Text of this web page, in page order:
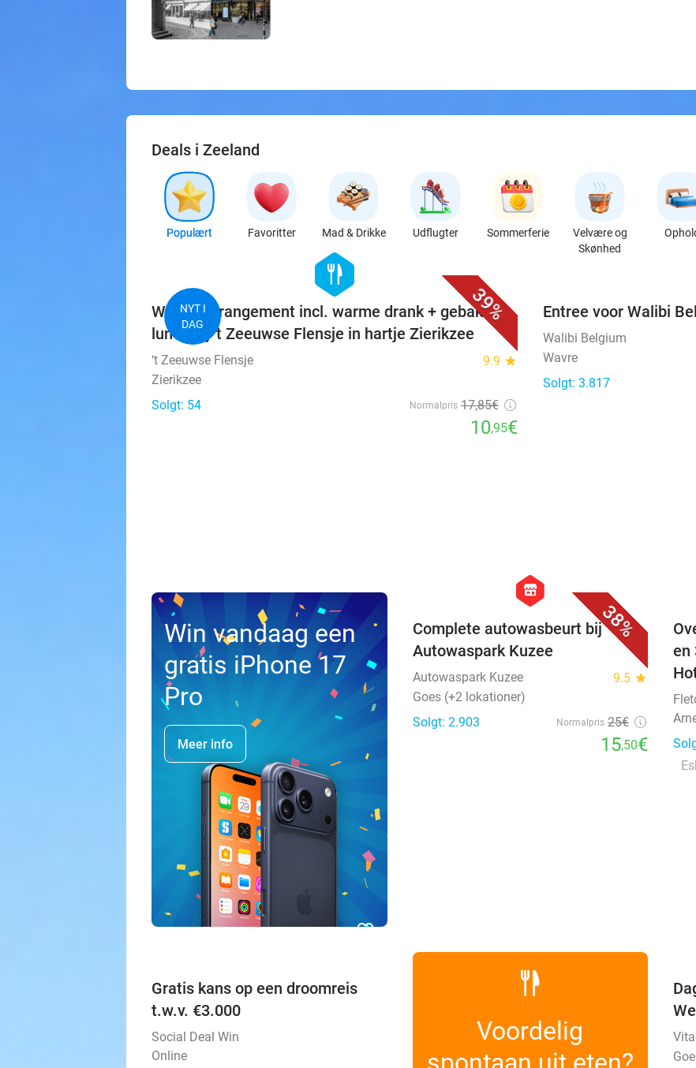
Deals i Zeeland
Populært Favoritter Mad & Drikke Udflugter Sommerferie
Velvære og
Skønhed
39%
NYT I
DAG
hexagon
food
Wandelarrangement incl. warme drank + gebak +
lunch bij 't Zeeuwse Flensje in hartje Zierikzee
‘t Zeeuwse Flensje 9.9 star
Zierikzee
Solgt: 54
Normalpris 17,85€
10,95€
Entree voor Walibi
Walibi Belgium
Wavre
Solgt: 3.817
Win vandaag een
gratis iPhone 17
Pro
Meer info
38%
hexagon
store
Complete autowasbeurt bij
Autowaspark Kuzee
Autowaspark Kuzee 9.5 star
Goes (+2 lokationer)
Solgt: 2.903
Normalpris 25€
15,50€
en
favorite_border
Gratis kans op een droomreis
t.w.v. €3.000
Social Deal Win
Online
Voordelig